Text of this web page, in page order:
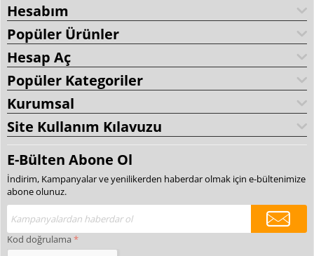
Hesabım
Popüler Ürünler
Hesap Aç
Popüler Kategoriler
Kurumsal
Site Kullanım Kılavuzu
E-Bülten Abone Ol
İndirim, Kampanyalar ve yenilikerden haberdar olmak için e-bültenimize
abone olunuz.
Kod doğrulama